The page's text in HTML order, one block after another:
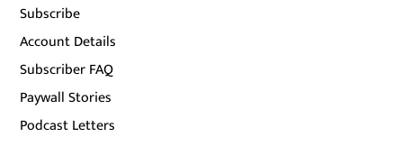
Subscribe
Account Details
Subscriber FAQ
Paywall Stories
Podcast Letters